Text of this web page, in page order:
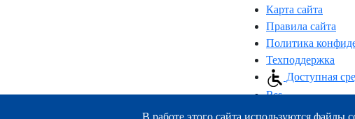
Карта сайта
Правила сайта
Политика
Техподдержка
Доступная
Rss
В работе этого сайта используются файлы